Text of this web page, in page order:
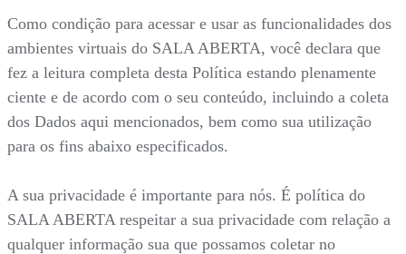
Como condição para acessar e usar as funcionalidades dos
ambientes virtuais do SALA ABERTA, você declara que
fez a leitura completa desta Política estando plenamente
ciente e de acordo com o seu conteúdo, incluindo a coleta
dos Dados aqui mencionados, bem como sua utilização
para os fins abaixo especificados.
A sua privacidade é importante para nós. É política do
SALA ABERTA respeitar a sua privacidade com relação a
qualquer informação sua que possamos coletar no